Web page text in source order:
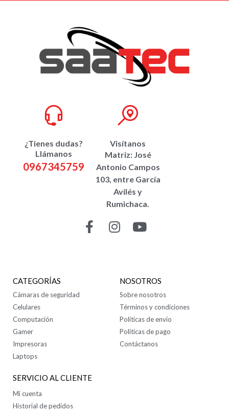
¿Tienes dudas?
Llámanos
0967345759
Visítanos
Matriz: José
Antonio Campos
103, entre García
Avilés y
Rumichaca.
CATEGORÍAS
Cámaras de seguridad
Celulares
Computación
Gamer
Impresoras
Laptops
NOSOTROS
Sobre nosotros
Términos y condiciones
Políticas de envío
Políticas de pago
Contáctanos
SERVICIO AL CLIENTE
Mi cuenta
Historial de pedidos